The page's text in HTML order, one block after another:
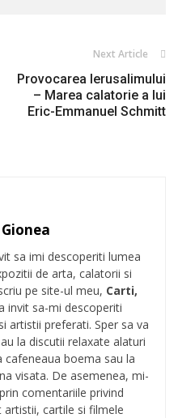
Next Article
Provocarea Ierusalimului
– Marea calatorie a lui
Eric-Emmanuel Schmitt
sa imi descoperiti lumea
de arta, calatorii si
pe site-ul meu, Carti,
invit sa-mi descoperiti
artistii preferati. Sper sa va
la discutii relaxate alaturi
cafeneaua boema sau la
visata. De asemenea, mi-
comentariile privind
cartile si filmele